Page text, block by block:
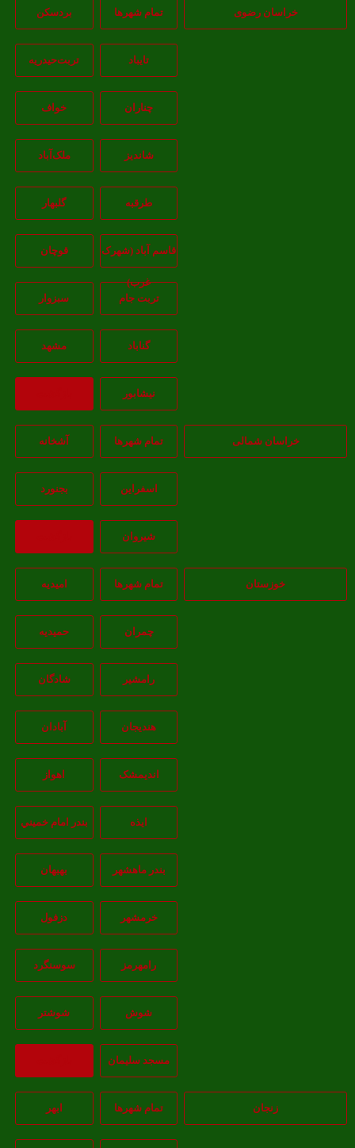
خراسان رضوی تمام شهر‌ها بردسکن
تربت‌حیدریه
چناران خواف
شاندیز ملک‌آباد
طرقبه گلبهار
قاسم آباد (شهرک
غرب)
قوچان
تربت جام سبزوار
گناباد مشهد
نيشابور
خراسان شمالی تمام شهر‌ها آشخانه
اسفراين بجنورد
شيروان
خوزستان تمام شهر‌ها امیدیه
چمران حمیدیه
رامشیر شادگان
هندیجان
انديمشک
بندر امام خميني
بندر ماهشهر بهبهان
خرمشهر دزفول
رامهرمز سوسنگرد
شوش شوشتر
مسجد سليمان
زنجان تمام شهر‌ها